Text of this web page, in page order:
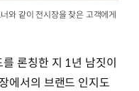
와 같이 전시장을 찾은 고객에게
론칭한 지 1년 남짓이
에서의 브랜드 인지도